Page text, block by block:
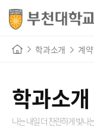
학과소개 계
학과소개
나는 내일 더 찬란하게 빛나